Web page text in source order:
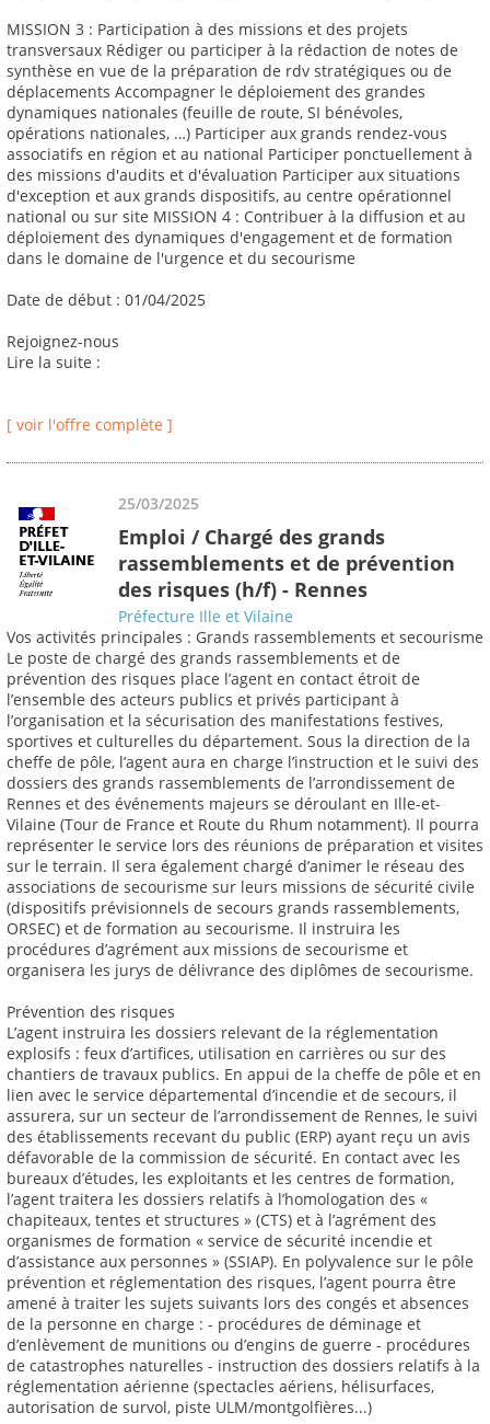
MISSION 3 : Participation à des missions et des projets
transversaux Rédiger ou participer à la rédaction de notes de
synthèse en vue de la préparation de rdv stratégiques ou de
déplacements Accompagner le déploiement des grandes
dynamiques nationales (feuille de route, SI bénévoles,
opérations nationales, …) Participer aux grands rendez-vous
associatifs en région et au national Participer ponctuellement à
des missions d'audits et d'évaluation Participer aux situations
d'exception et aux grands dispositifs, au centre opérationnel
national ou sur site MISSION 4 : Contribuer à la diffusion et au
déploiement des dynamiques d'engagement et de formation
dans le domaine de l'urgence et du secourisme
Date de début : 01/04/2025
Rejoignez-nous
Lire la suite :
[ voir l'offre complète ]
25/03/2025
Emploi / Chargé des grands
rassemblements et de prévention
des risques (h/f) - Rennes
Préfecture Ille et Vilaine
Vos activités principales : Grands rassemblements et secourisme
Le poste de chargé des grands rassemblements et de
prévention des risques place l’agent en contact étroit de
l’ensemble des acteurs publics et privés participant à
l’organisation et la sécurisation des manifestations festives,
sportives et culturelles du département. Sous la direction de la
cheffe de pôle, l’agent aura en charge l’instruction et le suivi des
dossiers des grands rassemblements de l’arrondissement de
Rennes et des événements majeurs se déroulant en Ille-et-
Vilaine (Tour de France et Route du Rhum notamment). Il pourra
représenter le service lors des réunions de préparation et visites
sur le terrain. Il sera également chargé d’animer le réseau des
associations de secourisme sur leurs missions de sécurité civile
(dispositifs prévisionnels de secours grands rassemblements,
ORSEC) et de formation au secourisme. Il instruira les
procédures d’agrément aux missions de secourisme et
organisera les jurys de délivrance des diplômes de secourisme.
Prévention des risques
L’agent instruira les dossiers relevant de la réglementation
explosifs : feux d’artifices, utilisation en carrières ou sur des
chantiers de travaux publics. En appui de la cheffe de pôle et en
lien avec le service départemental d’incendie et de secours, il
assurera, sur un secteur de l’arrondissement de Rennes, le suivi
des établissements recevant du public (ERP) ayant reçu un avis
défavorable de la commission de sécurité. En contact avec les
bureaux d’études, les exploitants et les centres de formation,
l’agent traitera les dossiers relatifs à l’homologation des «
chapiteaux, tentes et structures » (CTS) et à l’agrément des
organismes de formation « service de sécurité incendie et
d’assistance aux personnes » (SSIAP). En polyvalence sur le pôle
prévention et réglementation des risques, l’agent pourra être
amené à traiter les sujets suivants lors des congés et absences
de la personne en charge : - procédures de déminage et
d’enlèvement de munitions ou d’engins de guerre - procédures
de catastrophes naturelles - instruction des dossiers relatifs à la
réglementation aérienne (spectacles aériens, hélisurfaces,
autorisation de survol, piste ULM/montgolfières...)